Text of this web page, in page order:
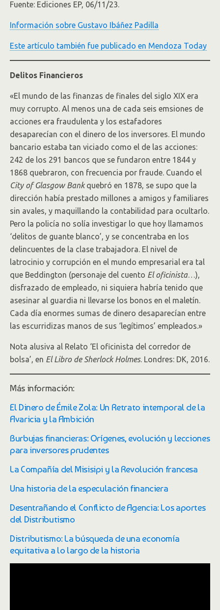
Fuente: Ediciones EP, 06/11/23.
Información sobre Gustavo Ibáñez Padilla
Este artículo también fue publicado en Mendoza Today
Delitos Financieros
«El mundo de las finanzas de finales del siglo XIX era
muy corrupto. Al menos una de cada seis emsiones de
acciones era fraudulenta y los estafadores
desaparecían con el dinero de los inversores. El mundo
bancario estaba tan viciado como el de las acciones:
242 de los 291 bancos que se fundaron entre 1844 y
1868 quebraron, con frecuencia por fraude. Cuando el
City of Glasgow Bank quebró en 1878, se supo que la
dirección había prestado millones a amigos y familiares
sin avales, y maquillando la contabilidad para ocultarlo.
Pero la policía no solía investigar lo que hoy llamamos
‘delitos de guante blanco’, y se concentraba en los
delincuentes de la clase trabajadora. El nivel de
latrocinio y corrupción en el mundo empresarial era tal
que Beddington (personaje del cuento El oficinista…),
disfrazado de empleado, ni siquiera habría tenido que
asesinar al guardia ni llevarse los bonos en el maletín.
Cada día enormes sumas de dinero desaparecían entre
las escurridizas manos de sus ‘legítimos’ empleados.»
Nota alusiva al Relato ‘El oficinista del corredor de
bolsa’, en El Libro de Sherlock Holmes. Londres: DK, 2016.
Más información:
El Dinero de Émile Zola: Un Retrato intemporal de la
Avaricia y la Ambición
Burbujas financieras: Orígenes, evolución y lecciones
para inversores prudentes
La Compañía del Misisipi y la Revolución francesa
Una historia de la especulación financiera
Desentrañando el Conflicto de Agencia: Los aportes
del Distributismo
Distributismo: La búsqueda de una economía
equitativa a lo largo de la historia